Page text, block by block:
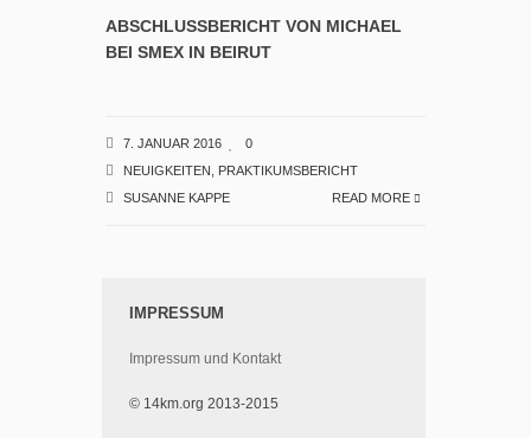
ABSCHLUSSBERICHT VON MICHAEL
BEI SMEX IN BEIRUT
7. JANUAR 2016
0
NEUIGKEITEN
PRAKTIKUMSBERICHT
SUSANNE KAPPE
READ MORE
IMPRESSUM
Impressum und Kontakt
© 14km.org 2013-2015